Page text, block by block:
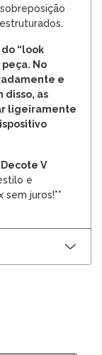
“look
No
e
disso, as
ligeiramente
V
e
sem juros!**